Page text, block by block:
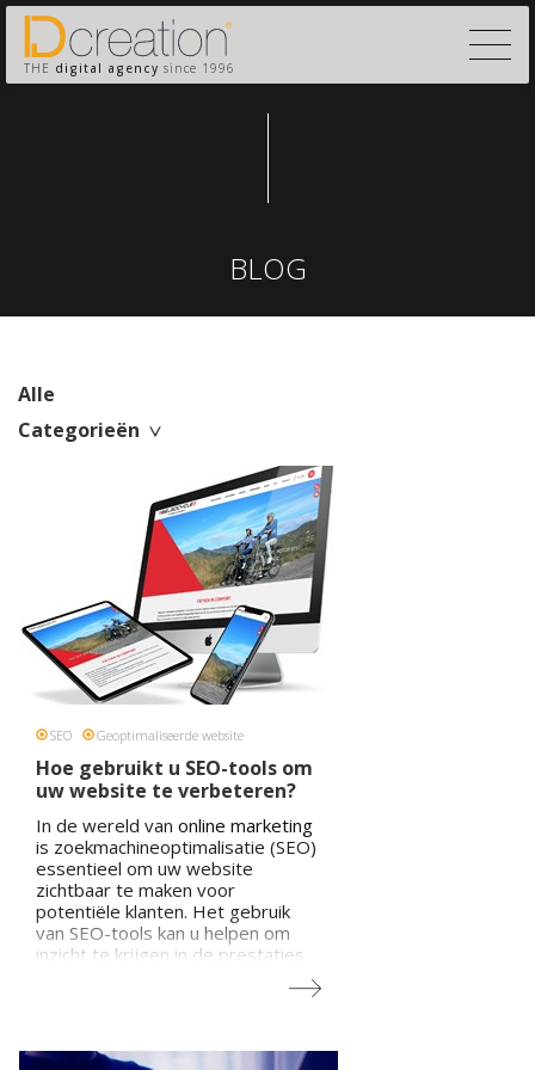
THE digital agency since 1996
BLOG
Alle
Categorieën
SEO Geoptimaliseerde website
Hoe gebruikt u SEO-tools om
uw website te verbeteren?
In de wereld van online marketing
is zoekmachineoptimalisatie (SEO)
essentieel om uw website
zichtbaar te maken voor
potentiële klanten. Het gebruik
van SEO-tools kan u helpen om
inzicht te krijgen in de prestaties
verbeteringen door te voeren. In
website te optimaliseren en uw